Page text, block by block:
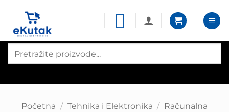
content
search
Početna / Tehnika i Elektronika / Računalna